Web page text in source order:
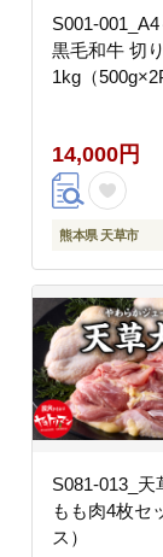
S001-
黒毛和牛 切
1kg（
14,000円
熊本県 天草市
S081-013_
もも肉4枚セ
ス）